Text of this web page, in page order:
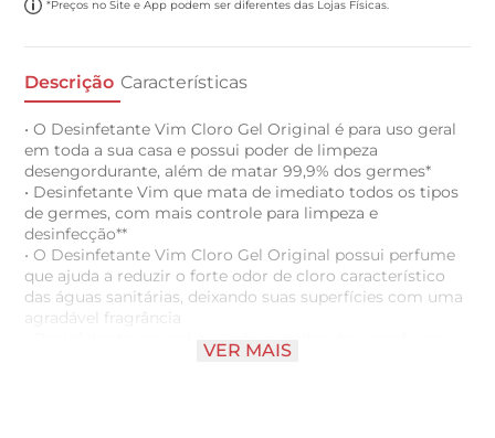
*Preços no Site e App podem ser diferentes das Lojas Físicas.
Descrição Características
• O Desinfetante Vim Cloro Gel Original é para uso geral
em toda a sua casa e possui poder de limpeza
desengordurante, além de matar 99,9% dos germes*
• Desinfetante Vim que mata de imediato todos os tipos
de germes, com mais controle para limpeza e
desinfecção**
• O Desinfetante Vim Cloro Gel Original possui perfume
que ajuda a reduzir o forte odor de cloro característico
das águas sanitárias, deixando suas superfícies com uma
agradável fragrância
• Desinfetante em gel que adere melhor às superfícies e
atua por mais tempo, sendo mais eficiente que águas
VER MAIS